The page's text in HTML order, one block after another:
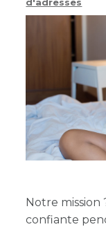
d'adresses
Notre mission
confiante